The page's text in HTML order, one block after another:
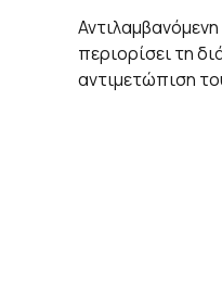
περιορίσει τη
αντιμετώπιση